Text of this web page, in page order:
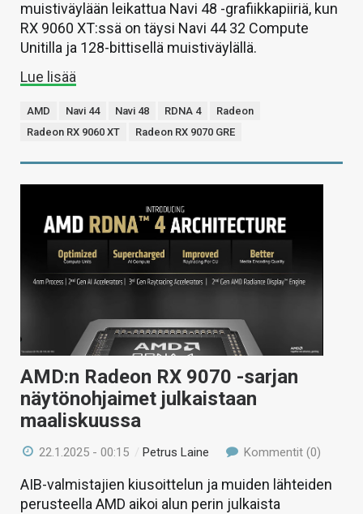
muistiväylään leikattua Navi 48 -grafiikkapiiriä, kun
RX 9060 XT:ssä on täysi Navi 44 32 Compute
Unitilla ja 128-bittisellä muistiväylällä.
Lue lisää
AMD Navi 44 Navi 48 RDNA 4
Radeon
Radeon RX 9060 XT
Radeon RX 9070 GRE
AMD:n Radeon RX 9070 -sarjan
näytönohjaimet julkaistaan
maaliskuussa
22.1.2025 - 00:15 /Petrus Laine Kommentit (0)
AIB-valmistajien kiusoittelun ja muiden lähteiden
perusteella AMD aikoi alun perin julkaista